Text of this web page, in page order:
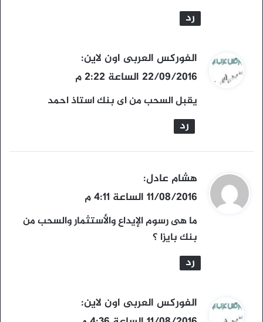
ل
رد
ي
ق
و
ل
الفوركس العربى اون لاين:
22/09/2016 الساعة 2:22 م
يقبل السحب من اى بنك استاذ احمد
رد
ي
ق
و
ل
هشام عادل:
11/08/2016 الساعة 4:11 م
ما هى رسوم الإيداع والأستثمار والسحب من
بنك بايزا ؟
رد
ي
الفوركس العربى اون لاين: